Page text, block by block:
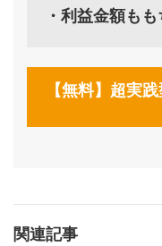
・利益金額も
【無料】超実
関連記事